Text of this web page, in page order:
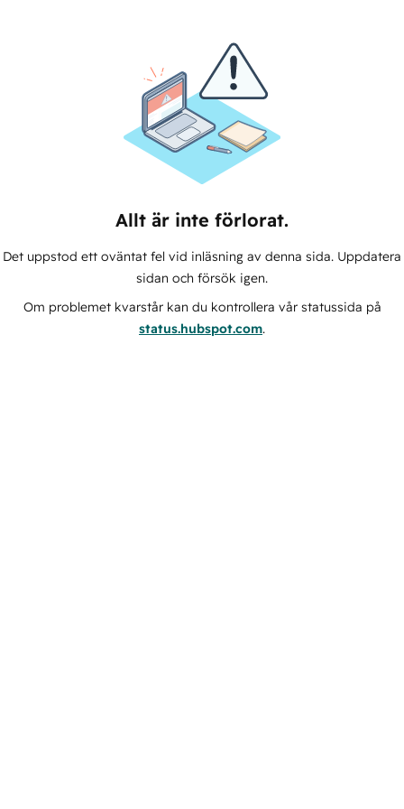
Allt är inte förlorat.
Det uppstod ett oväntat fel vid inläsning av denna sida. Uppdatera
sidan och försök igen.
Om problemet kvarstår kan du kontrollera vår statussida på
status.hubspot.com.